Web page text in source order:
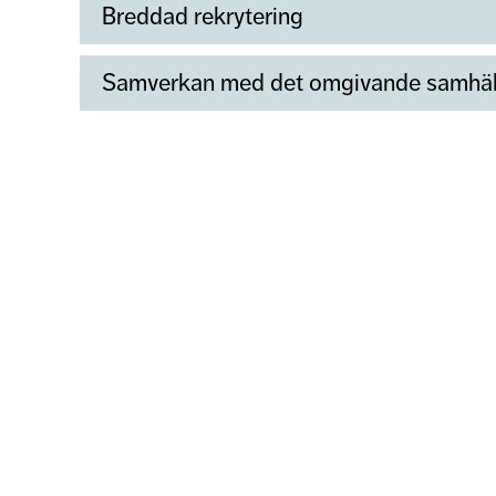
Breddad rekrytering
Samverkan med det omgivande